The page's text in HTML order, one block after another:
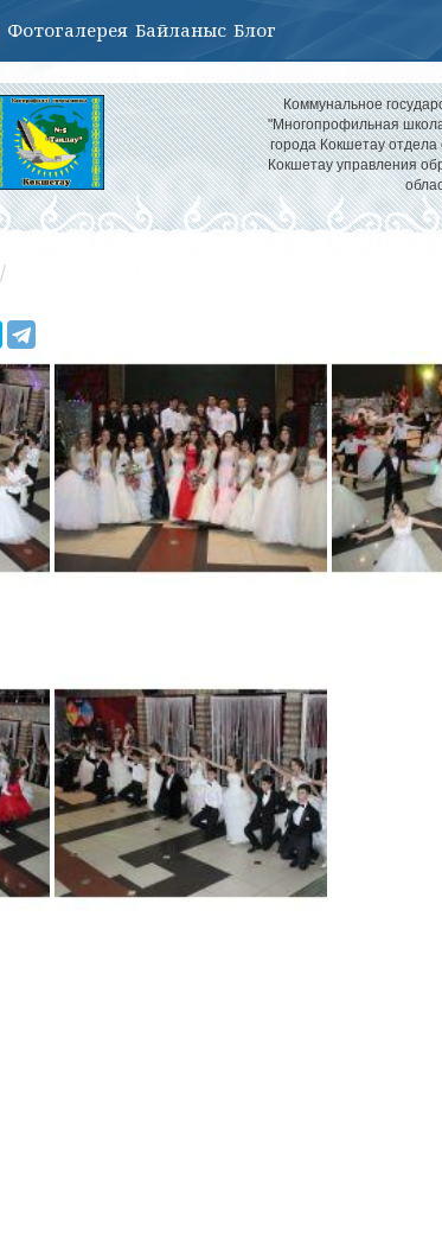
Фотогалерея Байланыс Блог
Коммунальное
"Многопрофильная
города Кокшетау
Кокшетау управления